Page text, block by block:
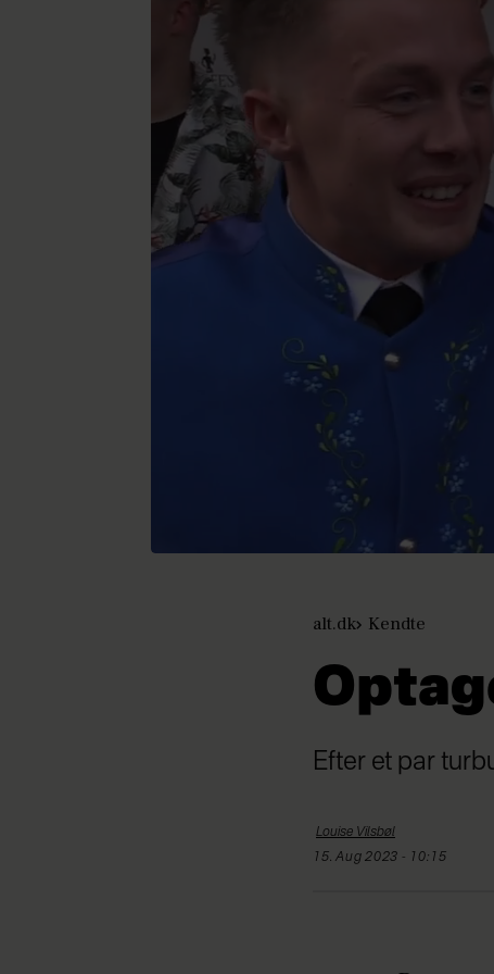
alt.dk Kendte
Efter et par
Louise Vilsbøl
15. Aug 2023 - 10:15